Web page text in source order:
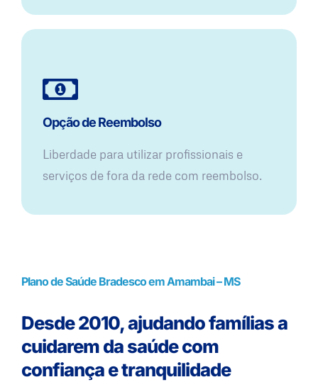
Opção de Reembolso
Liberdade para utilizar profissionais e
serviços de fora da rede com reembolso.
Plano de Saúde Bradesco em Amambai – MS
Desde 2010, ajudando famílias a
cuidarem da saúde com
confiança e tranquilidade